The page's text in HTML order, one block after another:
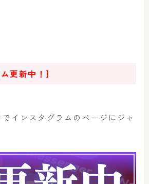
更新中！】
インスタグラムのページにジャ